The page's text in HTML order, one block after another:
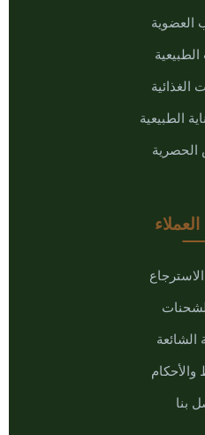
العضوية
الغذائية
الطبيعية
الحصرية
الشائعة
بنا